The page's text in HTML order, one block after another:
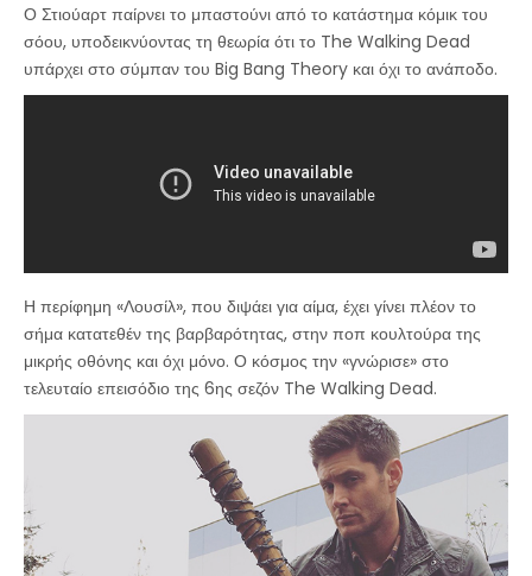
Ο Στιούαρτ παίρνει το μπαστούνι από το κατάστημα κόμικ του
σόου, υποδεικνύοντας τη θεωρία ότι το The Walking Dead
υπάρχει στο σύμπαν του Big Bang Theory και όχι το ανάποδο.
Η περίφημη «Λουσίλ», που διψάει για αίμα, έχει γίνει πλέον το
σήμα κατατεθέν της βαρβαρότητας, στην ποπ κουλτούρα της
μικρής οθόνης και όχι μόνο. Ο κόσμος την «γνώρισε» στο
τελευταίο επεισόδιο της 6ης σεζόν The Walking Dead.